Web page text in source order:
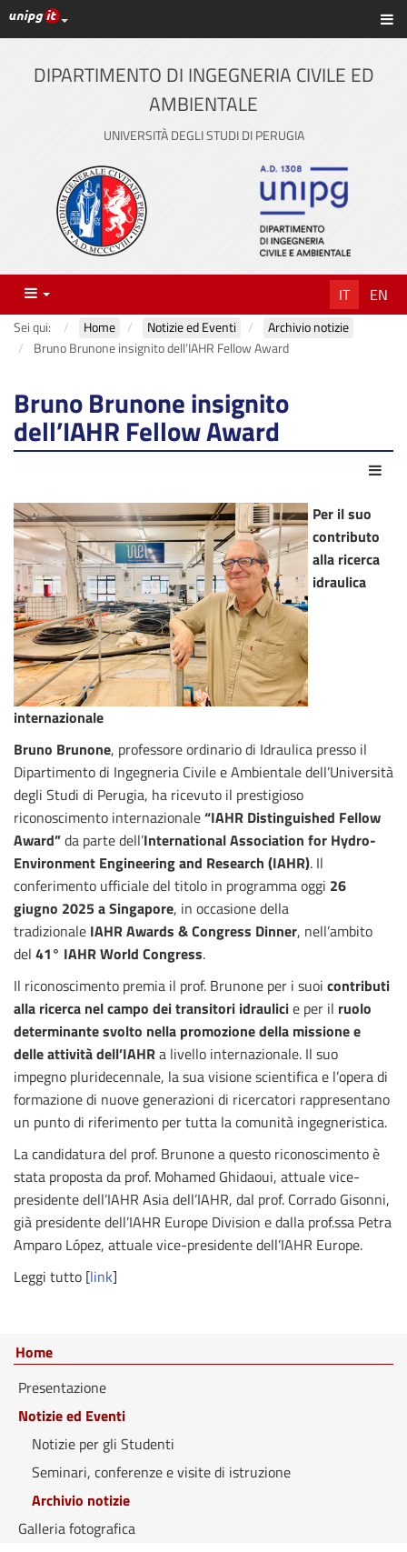
Vai
al
contenuto
principale
Link ai principali servizi web di Ateneo
DIPARTIMENTO DI INGEGNERIA CIVILE ED
AMBIENTALE
UNIVERSITÀ DEGLI STUDI DI PERUGIA
Menu IT EN
Sei qui: Home Notizie ed Eventi
Archivio notizie
Bruno Brunone insignito dell’IAHR Fellow Award
Bruno Brunone insignito
dell’IAHR Fellow Award
Per il suo
contributo
alla ricerca
idraulica
internazionale
Bruno Brunone, professore ordinario di Idraulica presso il
Dipartimento di Ingegneria Civile e Ambientale dell’Università
degli Studi di Perugia, ha ricevuto il prestigioso
riconoscimento internazionale“IAHR Distinguished Fellow
Award”da parte dell’International Association for Hydro-
Environment Engineering and Research (IAHR). Il
conferimento ufficiale del titolo in programma oggi 26
giugno 2025 a Singapore, in occasione della
tradizionale IAHR Awards & Congress Dinner, nell’ambito
del 41° IAHR World Congress.
Il riconoscimento premia il prof. Brunone per i suoi contributi
alla ricerca nel campo dei transitori idraulicie per il ruolo
determinante svolto nella promozione della missione e
delle attività dell’IAHRa livello internazionale. Il suo
impegno pluridecennale, la sua visione scientifica e l’opera di
formazione di nuove generazioni di ricercatori rappresentano
un punto di riferimento per tutta la comunità ingegneristica.
La candidatura del prof. Brunone a questo riconoscimento è
stata proposta da prof. Mohamed Ghidaoui, attuale vice-
presidente dell’IAHR Asia dell’IAHR, dal prof. Corrado Gisonni,
già presidente dell’IAHR Europe Division e dalla prof.ssa Petra
Amparo López, attuale vice-presidente dell’IAHR Europe.
Leggi tutto [link]
Home
Presentazione
Notizie ed Eventi
Notizie per gli Studenti
Seminari, conferenze e visite di istruzione
Archivio notizie
Galleria fotografica